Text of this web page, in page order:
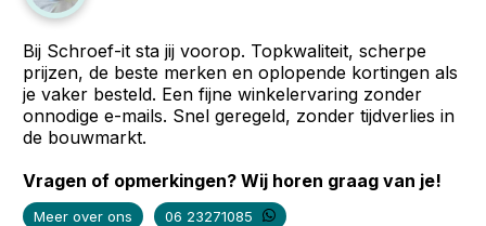
Bij Schroef-it sta jij voorop. Topkwaliteit, scherpe
prijzen, de beste merken en oplopende kortingen als
je vaker besteld. Een fijne winkelervaring zonder
onnodige e-mails. Snel geregeld, zonder tijdverlies in
de bouwmarkt.
Vragen of opmerkingen? Wij horen graag van je!
Meer over ons 06 23271085